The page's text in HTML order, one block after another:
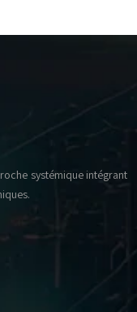
systémique intégrant